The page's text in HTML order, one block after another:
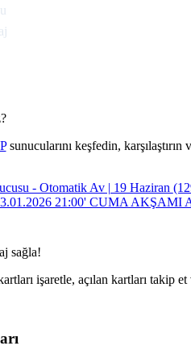
sunucularını keşfedin, karşılaştırın
- Otomatik Av | 19 Haziran
21:00' CUMA AKŞAMI
sağla!
işaretle, açılan kartları takip